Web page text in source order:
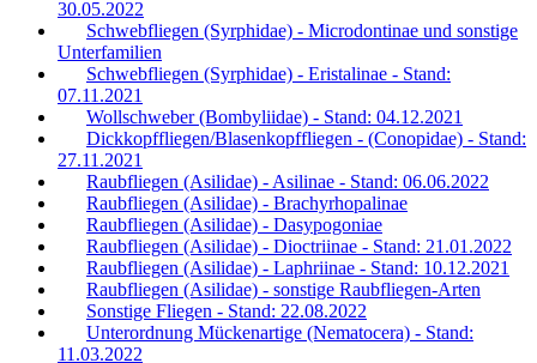
30.05.2022
Schwebfliegen (Syrphidae) - Microdontinae und sonstige
Unterfamilien
Schwebfliegen (Syrphidae) - Eristalinae - Stand:
07.11.2021
Wollschweber (Bombyliidae) - Stand: 04.12.2021
Dickkopffliegen/Blasenkopffliegen - (Conopidae) - Stand:
27.11.2021
Raubfliegen (Asilidae) - Asilinae - Stand: 06.06.2022
Raubfliegen (Asilidae) - Brachyrhopalinae
Raubfliegen (Asilidae) - Dasypogoniae
Raubfliegen (Asilidae) - Dioctriinae - Stand: 21.01.2022
Raubfliegen (Asilidae) - Laphriinae - Stand: 10.12.2021
Raubfliegen (Asilidae) - sonstige Raubfliegen-Arten
Sonstige Fliegen - Stand: 22.08.2022
Unterordnung Mückenartige (Nematocera) - Stand:
11.03.2022